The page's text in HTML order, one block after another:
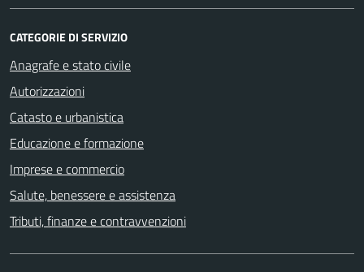
CATEGORIE DI SERVIZIO
Anagrafe e stato civile
Autorizzazioni
Catasto e urbanistica
Educazione e formazione
Imprese e commercio
Salute, benessere e assistenza
Tributi, finanze e contravvenzioni